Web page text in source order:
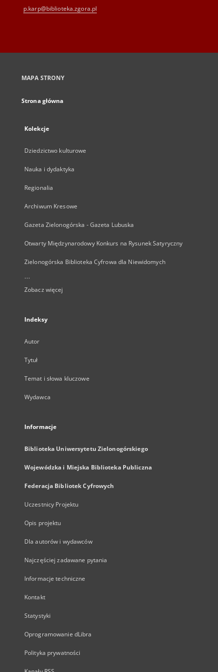
p.karp@biblioteka.zgora.pl
MAPA STRONY
Strona główna
Kolekcje
Dziedzictwo kulturowe
Nauka i dydaktyka
Regionalia
Archiwum Kresowe
Gazeta Zielonogórska - Gazeta Lubuska
Otwarty Międzynarodowy Konkurs na Rysunek Satyryczny
Zielonogórska Biblioteka Cyfrowa dla Niewidomych
...
Zobacz więcej
Indeksy
Autor
Tytuł
Temat i słowa kluczowe
Wydawca
Informacje
Biblioteka Uniwersytetu Zielonogórskiego
Wojewódzka i Miejska Biblioteka Publiczna
Federacja Bibliotek Cyfrowych
Uczestnicy Projektu
Opis projektu
Dla autorów i wydawców
Najczęściej zadawane pytania
Informacje techniczne
Kontakt
Statystyki
Oprogramowanie dLibra
Polityka prywatności